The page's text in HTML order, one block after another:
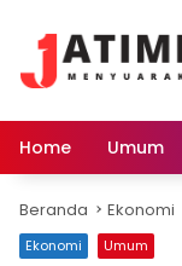
Home Umum
Beranda Ekonomi
Ekonomi Umum